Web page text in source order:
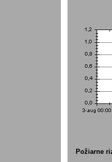
Požiarne